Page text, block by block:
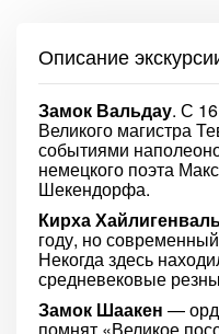
Описание
Замок Вальдау. С
Великого магистра
событиями
немецкого поэта
Шекендорфа.
Кирха
году, но
Некогда здесь
средневековые
Замок Шаакен —